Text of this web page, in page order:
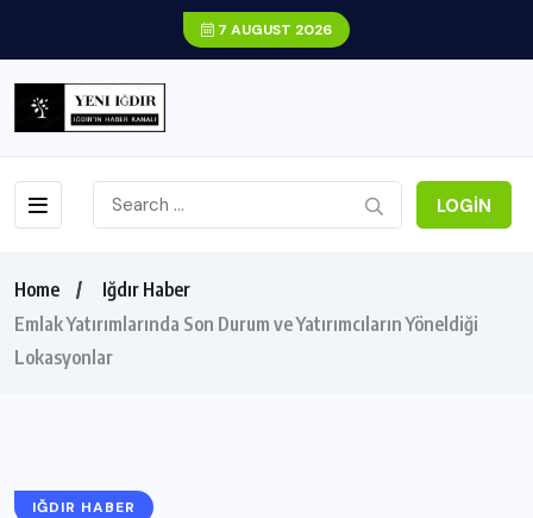
7 AUGUST 2026
LOGIN
Home
Iğdır Haber
Emlak Yatırımlarında Son Durum ve Yatırımcıların Yöneldiği
Lokasyonlar
IĞDIR HABER